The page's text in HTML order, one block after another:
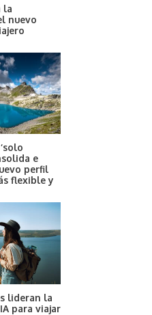
la
nuevo
e
perfil
flexible y
lideran la
para viajar